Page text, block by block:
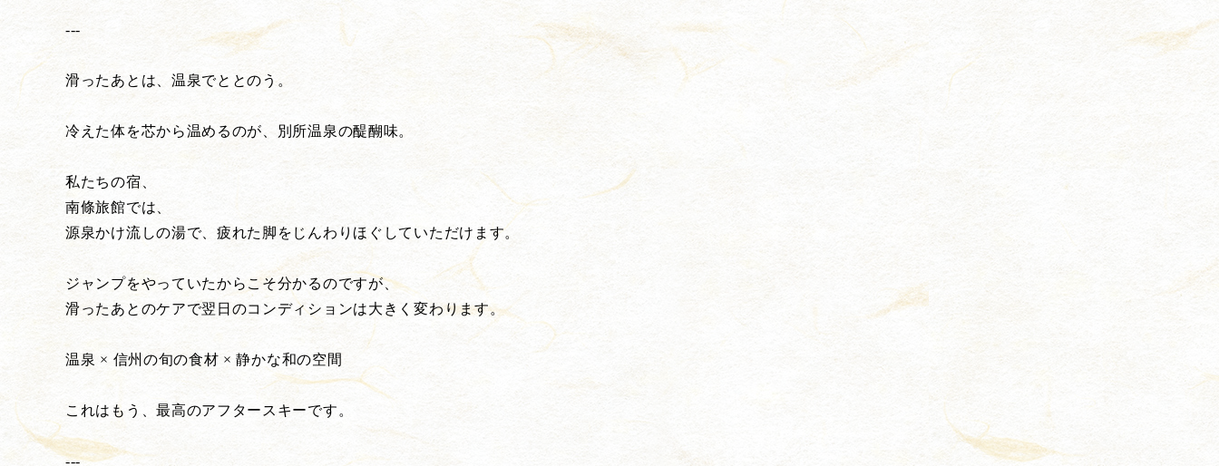
---
滑ったあとは、温泉でととのう。
冷えた体を芯から温めるのが、別所温泉の醍醐味。
私たちの宿、
南條旅館では、
源泉かけ流しの湯で、疲れた脚をじんわりほぐしていただけます。
ジャンプをやっていたからこそ分かるのですが、
滑ったあとのケアで翌日のコンディションは大きく変わります。
温泉 × 信州の旬の食材 × 静かな和の空間
これはもう、最高のアフタースキーです。
---